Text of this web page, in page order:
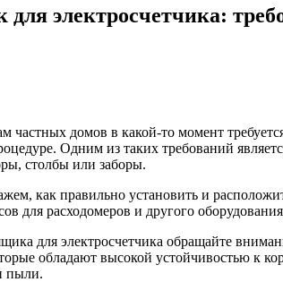
электросчетчика:
частных домов в какой-то момент
Одним из таких требований
столбы или заборы.
как правильно установить и
для расходомеров и другого
для электросчетчика обращайте
обладают высокой устойчивостью к
пыли.